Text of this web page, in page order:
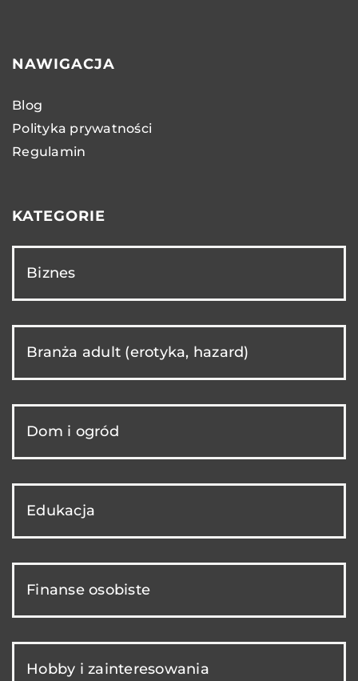
NAWIGACJA
Blog
Polityka prywatności
Regulamin
KATEGORIE
Biznes
Branża adult (erotyka, hazard)
Dom i ogród
Edukacja
Finanse osobiste
Hobby i zainteresowania